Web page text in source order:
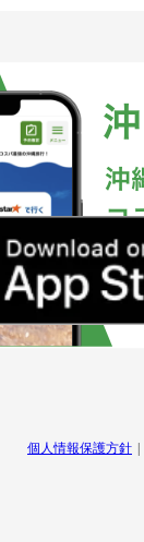
個人情報保護方針